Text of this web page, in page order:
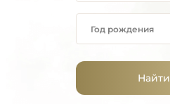
Найти